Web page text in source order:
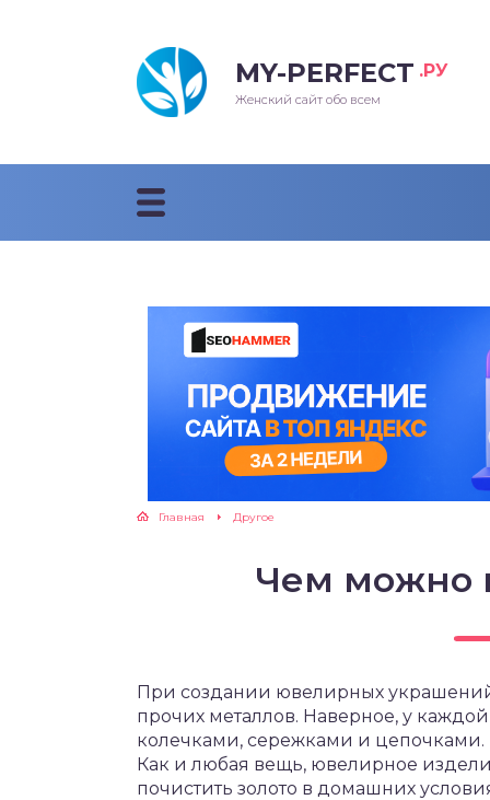
MY-PERFECT .РУ
Женский сайт обо всем
Главная Другое
Чем можно
При создании ювелирных
прочих металлов. Наверное, у
колечками, сережками и цепочками.
Как и любая вещь, ювелирное
почистить золото в домашних